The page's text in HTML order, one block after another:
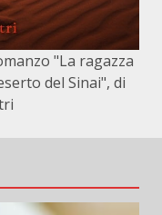
"La ragazza
del Sinai", di